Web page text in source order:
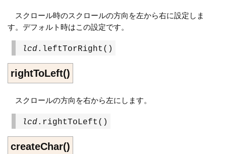
スクロール時のスクロールの方向を左から右に設定しま
す。デフォルト時はこの設定です。
lcd.leftTorRight()
rightToLeft()
スクロールの方向を右から左にします。
lcd.rightToLeft()
createChar()